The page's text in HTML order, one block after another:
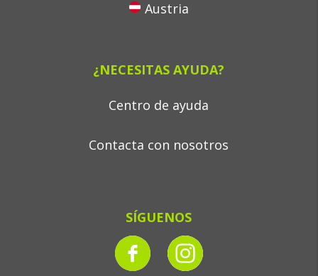
Austria
¿NECESITAS AYUDA?
Centro de ayuda
Contacta con nosotros
SÍGUENOS